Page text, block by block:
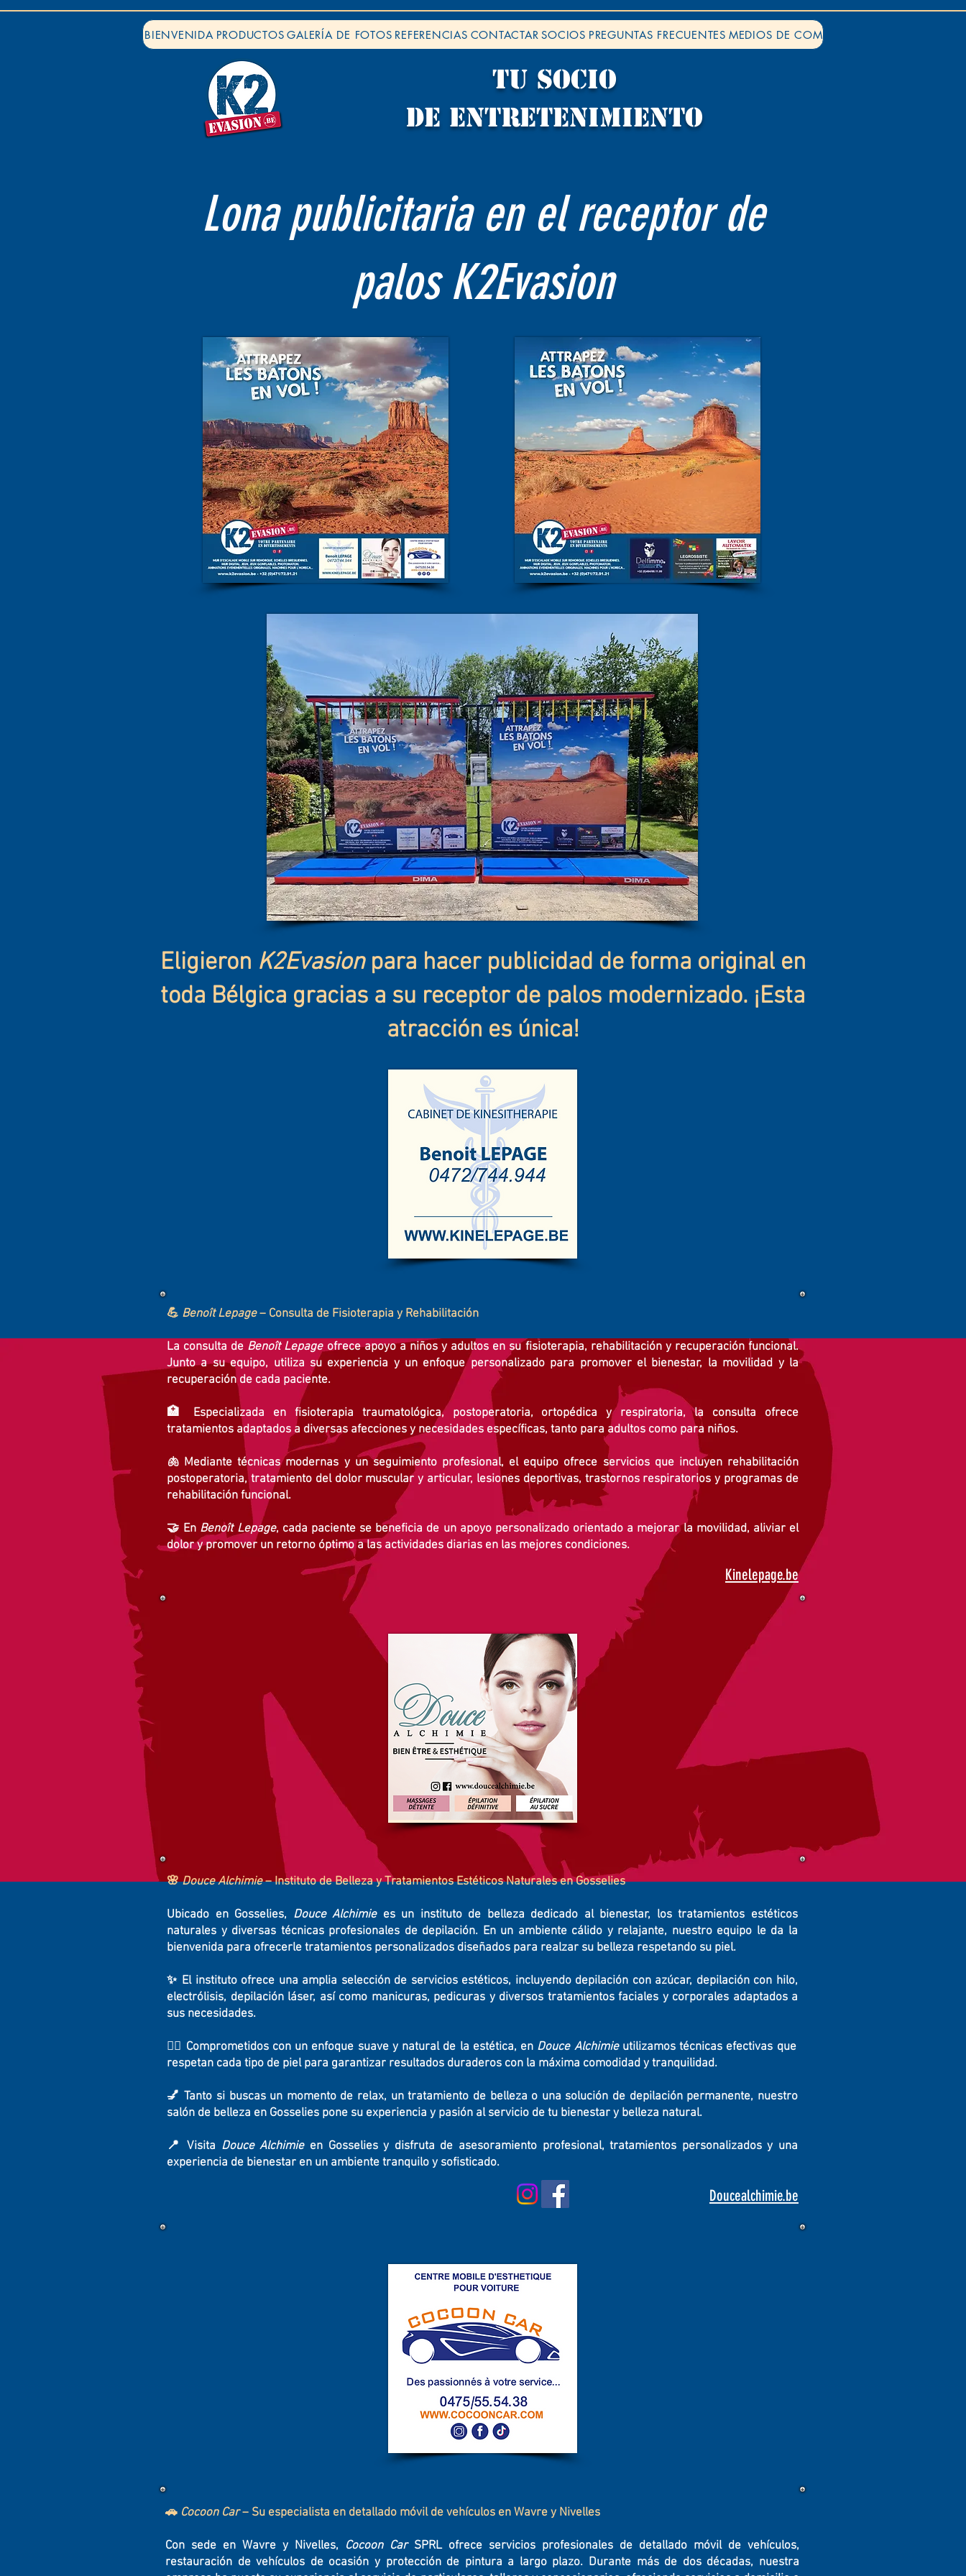
BIENVENIDA PRODUCTOS GALERÍA DE FOTOS REFERENCIAS CONTACTAR SOCIOS PREGUNTAS FRECUENTES MEDIOS DE COMUNICACIÓN
TU socio
de ENTRETENIMIENTO
Lona publicitaria en el receptor de
palos K2Evasion
Eligieron K2Evasionpara hacer publicidad de forma original en
toda Bélgica gracias a su receptor de palos modernizado. ¡Esta
atracción es única!
💪 Benoît Lepage– Consulta de Fisioterapia y Rehabilitación
La consulta de Benoît Lepage ofrece apoyo a niños y adultos en su fisioterapia, rehabilitación y recuperación funcional.
Junto a su equipo, utiliza su experiencia y un enfoque personalizado para promover el bienestar, la movilidad y la
recuperación de cada paciente.
🏥 Especializada en fisioterapia traumatológica, postoperatoria, ortopédica y respiratoria, la consulta ofrece
tratamientos adaptados a diversas afecciones y necesidades específicas, tanto para adultos como para niños.
🫁 Mediante técnicas modernas y un seguimiento profesional, el equipo ofrece servicios que incluyen rehabilitación
postoperatoria, tratamiento del dolor muscular y articular, lesiones deportivas, trastornos respiratorios y programas de
rehabilitación funcional.
🤝 En Benoît Lepage, cada paciente se beneficia de un apoyo personalizado orientado a mejorar la movilidad, aliviar el
dolor y promover un retorno óptimo a las actividades diarias en las mejores condiciones.
Kinelepage.be
🌸Douce Alchimie– Instituto de Belleza y Tratamientos Estéticos Naturales en Gosselies
Ubicado en Gosselies, Douce Alchimiees un instituto de belleza dedicado al bienestar, los tratamientos estéticos
naturales y diversas técnicas profesionales de depilación. En un ambiente cálido y relajante, nuestro equipo le da la
bienvenida para ofrecerle tratamientos personalizados diseñados para realzar su belleza respetando su piel.
✨ El instituto ofrece una amplia selección de servicios estéticos, incluyendo depilación con azúcar, depilación con hilo,
electrólisis, depilación láser, así como manicuras, pedicuras y diversos tratamientos faciales y corporales adaptados a
sus necesidades.
💆‍♀️ Comprometidos con un enfoque suave y natural de la estética, en Douce Alchimieutilizamos técnicas efectivas que
respetan cada tipo de piel para garantizar resultados duraderos con la máxima comodidad y tranquilidad.
💅 Tanto si buscas un momento de relax, un tratamiento de belleza o una solución de depilación permanente, nuestro
salón de belleza en Gosselies pone su experiencia y pasión al servicio de tu bienestar y belleza natural.
📍 Visita Douce Alchimieen Gosselies y disfruta de asesoramiento profesional, tratamientos personalizados y una
experiencia de bienestar en un ambiente tranquilo y sofisticado.
Doucealchimie.be
🚗 Cocoon Car– Su especialista en detallado móvil de vehículos en Wavre y Nivelles
Con sede en Wavre y Nivelles, Cocoon CarSPRL ofrece servicios profesionales de detallado móvil de vehículos,
restauración de vehículos de ocasión y protección de pintura a largo plazo. Durante más de dos décadas, nuestra